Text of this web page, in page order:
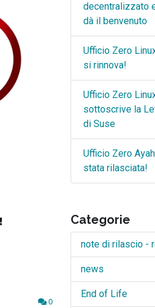
0
decentralizzato
dà il benvenuto
Ufficio Zero
si rinnova!
Ufficio Zero
sottoscrive la
di Suse
Ufficio Zero
stata rilasciata!
Categorie
note di rilascio -
news
End of Life